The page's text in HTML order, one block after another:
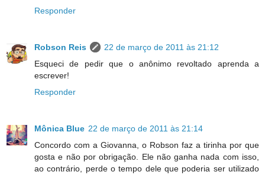
Responder
Robson Reis
22 de março de 2011 às 21:12
Esqueci de pedir que o anônimo revoltado aprenda a
escrever!
Responder
Mônica Blue 22 de março de 2011 às 21:14
Concordo com a Giovanna, o Robson faz a tirinha por que
gosta e não por obrigação. Ele não ganha nada com isso,
ao contrário, perde o tempo dele que poderia ser utilizado